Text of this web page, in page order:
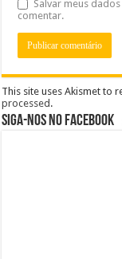
Salvar meus
comentar.
This site uses Akismet to
processed .
Siga-nos no Facebook